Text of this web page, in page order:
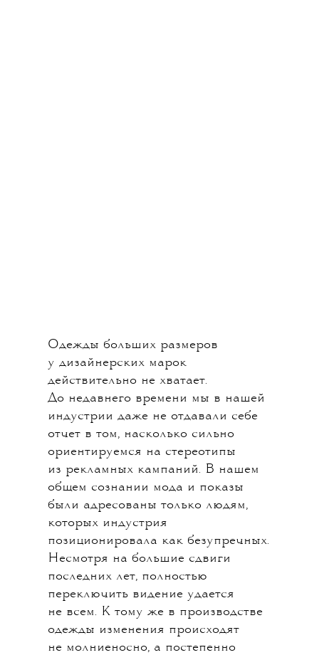
Одежды больших размеров
у дизайнерских марок
действительно не хватает.
До недавнего времени мы в нашей
индустрии даже не отдавали себе
отчет в том, насколько сильно
ориентируемся на стереотипы
из рекламных кампаний. В нашем
общем сознании мода и показы
были адресованы только людям,
которых индустрия
позиционировала как безупречных.
Несмотря на большие сдвиги
последних лет, полностью
переключить видение удается
не всем. К тому же в производстве
одежды изменения происходят
не молниеносно, а постепенно